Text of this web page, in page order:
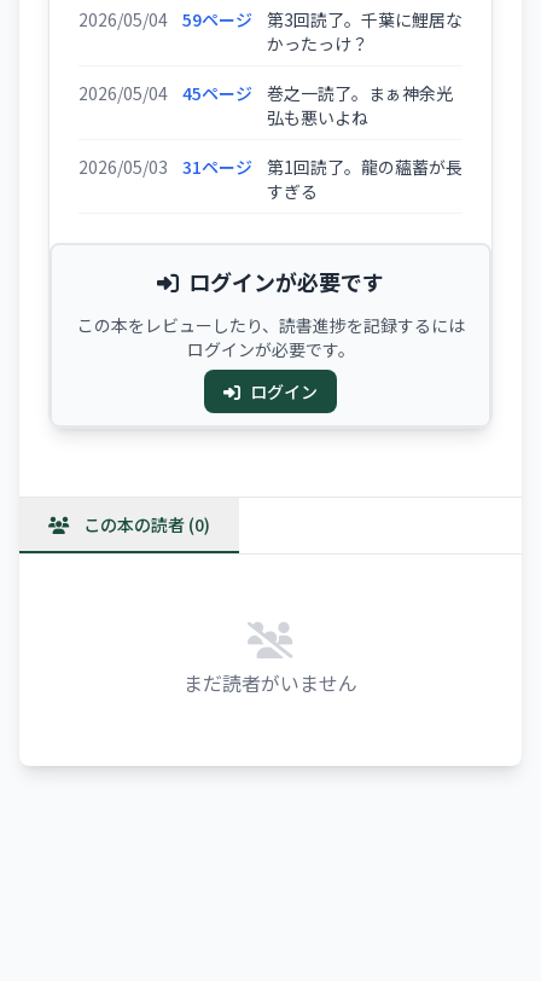
2026/05/04 59ページ
第3回読了。千葉に鯉居な
かったっけ？
2026/05/04 45ページ
巻之一読了。まぁ神余光
弘も悪いよね
2026/05/03 31ページ
第1回読了。龍の蘊蓄が長
すぎる
ログインが必要です
この本をレビューしたり、読書進捗を記録するには
ログインが必要です。
ログイン
この本の読者 (0)
まだ読者がいません